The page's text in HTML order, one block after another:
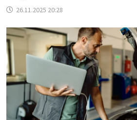
26.11.2025 20:28